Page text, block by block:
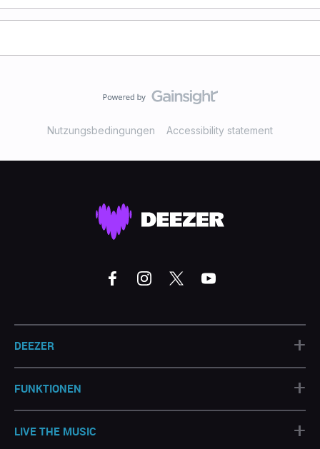
Nutzungsbedingungen Accessibility statement
DEEZER +
FUNKTIONEN +
LIVE THE MUSIC +